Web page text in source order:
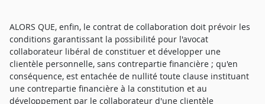
ALORS QUE, enfin, le contrat de collaboration doit prévoir les
conditions garantissant la possibilité pour l'avocat
collaborateur libéral de constituer et développer une
clientèle personnelle, sans contrepartie financière ; qu'en
conséquence, est entachée de nullité toute clause instituant
une contrepartie financière à la constitution et au
développement par le collaborateur d'une clientèle